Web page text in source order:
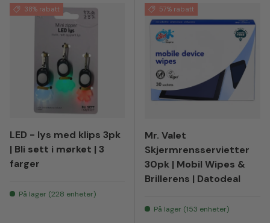
38% rabatt
LED - lys med klips 3pk
| Bli sett i mørket | 3
farger
På lager (228 enheter)
57% rabatt
Mr. Valet
Skjermrensservietter
30pk | Mobil Wipes &
Brillerens | Datodeal
På lager (153 enheter)